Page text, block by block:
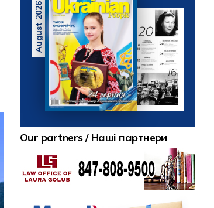
August 2026
Our partners / Наші партнери